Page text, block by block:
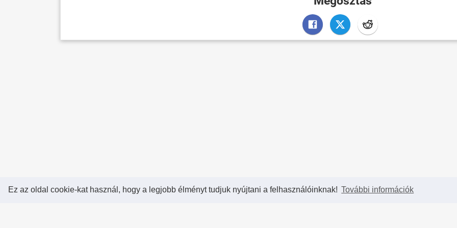
Ez az oldal cookie-kat használ, hogy a legjobb élményt tudjuk nyújtani a felhasználóinknak! További információk